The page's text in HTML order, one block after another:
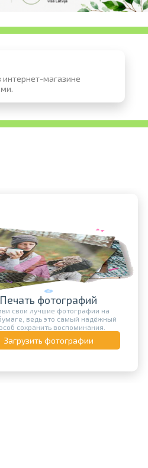
интернет-магазине
Печать фотографий
свои лучшие фотографии на
ведь это самый надёжный
сохранить воспоминания.
Загрузить фотографии